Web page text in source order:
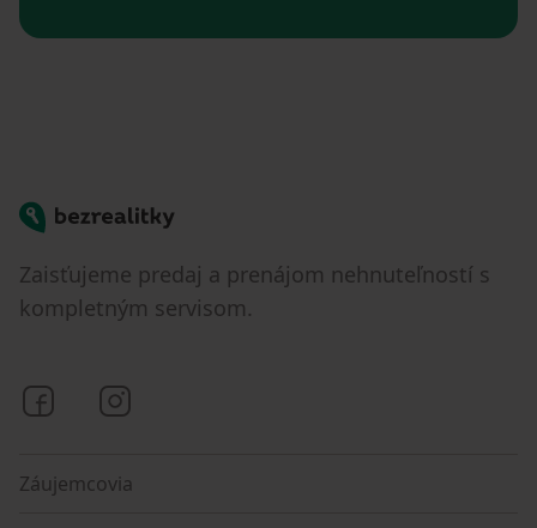
Bezrealitky
Zaisťujeme predaj a prenájom nehnuteľností s
kompletným servisom.
Bezrealitky na Facebooku
Záujemcovia